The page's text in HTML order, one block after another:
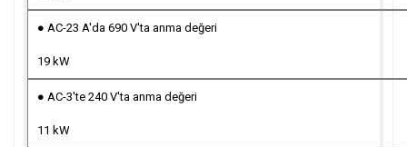
● AC-23 A'da 690 V'ta anma değeri
19 kW
● AC-3'te 240 V'ta anma değeri
11 kW